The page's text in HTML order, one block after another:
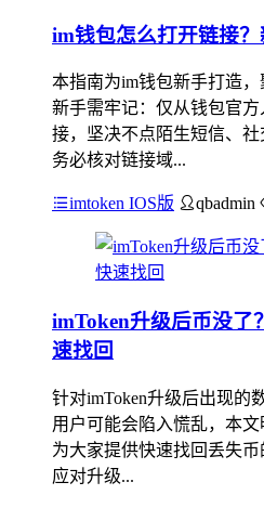
im钱包怎么打开链接
本指南为im钱包新手打造，
新手需牢记：仅从钱包官
接，坚决不点陌生短信、
务必核对链接域...
imtoken IOS版 qbadmin
imToken升级后币没了
速找回
针对imToken升级后出现的
用户可能会陷入慌乱，本
为大家提供快速找回丢失
应对升级...